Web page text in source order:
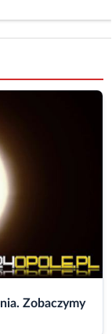
Zobaczymy